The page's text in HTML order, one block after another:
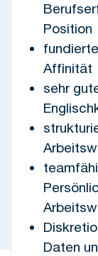
Position
Affinität
sehr
Daten